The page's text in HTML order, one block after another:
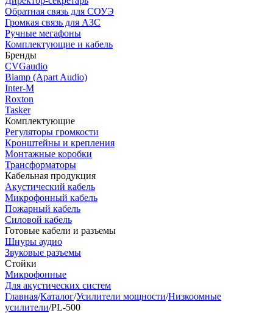
Обратная связь для СОУЭ
Громкая связь для АЗС
Ручные мегафоны
Комплектующие и кабель
Бренды
CVGaudio
Biamp (Apart Audio)
Inter-M
Roxton
Tasker
Комплектующие
Регуляторы громкости
Кронштейны и крепления
Монтажные коробки
Трансформаторы
Кабельная продукция
Акустический кабель
Микрофонный кабель
Пожарный кабель
Силовой кабель
Готовые кабели и разъемы
Шнуры аудио
Звуковые разъемы
Стойки
Микрофонные
Для акустических систем
Главная/Каталог/Усилители мощности/Низкоомные
усилители/PL-500